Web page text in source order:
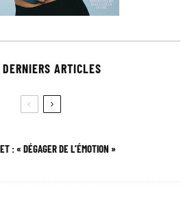
ARTICLES
: « DÉGAGER DE L’ÉMOTION »